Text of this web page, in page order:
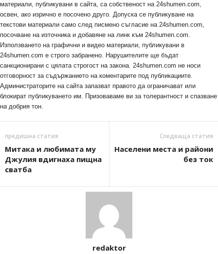
материали, публикувани в сайта, са собственост на 24shumen.com,
освен, ако изрично е посочено друго. Допуска се публикуване на
текстови материали само след писмено съгласие на 24shumen.com,
посочване на източника и добавяне на линк към 24shumen.com.
Използването на графични и видео материали, публикувани в
24shumen.com е строго забранено. Нарушителите ще бъдат
санкционирани с цялата строгост на закона. 24shumen.com не носи
отговорност за съдържанието на коментарите под публикациите.
Администраторите на сайта запазват правото да ограничават или
блокират публикуването им. Призоваваме ви за толерантност и спазване
на добрия тон.
предишна статия
Митака и любимата му
Джулия вдигнаха пищна
сватба
Следваща статия
Населени места и райони
без ток
redaktor